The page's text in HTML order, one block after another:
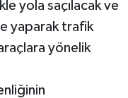
yola saçılacak ve
yaparak trafik
yönelik